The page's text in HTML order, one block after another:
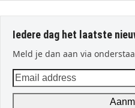
Iedere dag het laatste
Meld je dan aan via
Email
address